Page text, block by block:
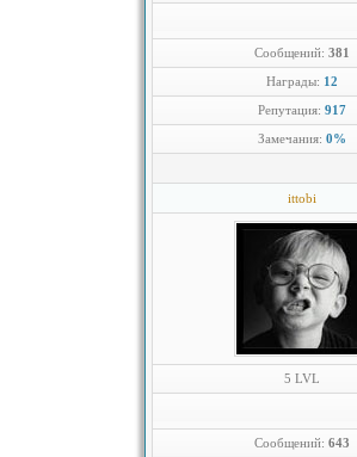
Сообщений: 381
Награды: 12
Репутация: 917
Замечания: 0%
ittobi
5 LVL
Сообщений: 643